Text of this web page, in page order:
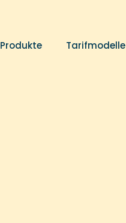
Produkte Tarifmodelle